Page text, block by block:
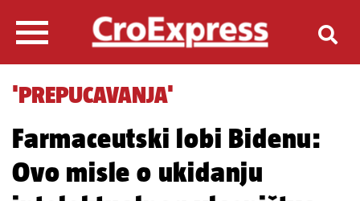
'PREPUCAVANJA'
Farmaceutski lobi Bidenu:
Ovo misle o ukidanju